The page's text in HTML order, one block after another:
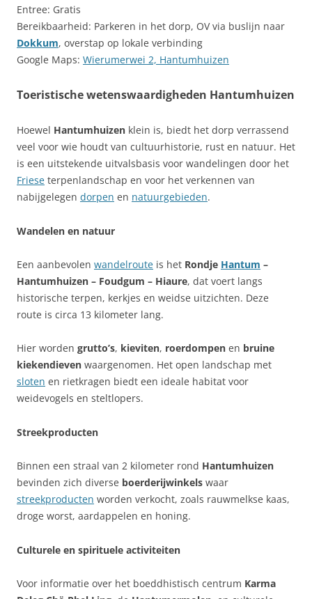
Entree: Gratis
Bereikbaarheid: Parkeren in het dorp, OV via buslijn naar
Dokkum, overstap op lokale verbinding
Google Maps: Wierumerwei 2, Hantumhuizen
Toeristische wetenswaardigheden Hantumhuizen
Hoewel Hantumhuizen klein is, biedt het dorp verrassend
veel voor wie houdt van cultuurhistorie, rust en natuur. Het
is een uitstekende uitvalsbasis voor wandelingen door het
Friese terpenlandschap en voor het verkennen van
nabijgelegen dorpen en natuurgebieden.
Wandelen en natuur
Een aanbevolen wandelroute is het Rondje Hantum –
Hantumhuizen – Foudgum – Hiaure, dat voert langs
historische terpen, kerkjes en weidse uitzichten. Deze
route is circa 13 kilometer lang.
Hier worden grutto’s, kieviten, roerdompen en bruine
kiekendieven waargenomen. Het open landschap met
sloten en rietkragen biedt een ideale habitat voor
weidevogels en steltlopers.
Streekproducten
Binnen een straal van 2 kilometer rond Hantumhuizen
bevinden zich diverse boerderijwinkels waar
streekproducten worden verkocht, zoals rauwmelkse kaas,
droge worst, aardappelen en honing.
Culturele en spirituele activiteiten
Voor informatie over het boeddhistisch centrum Karma